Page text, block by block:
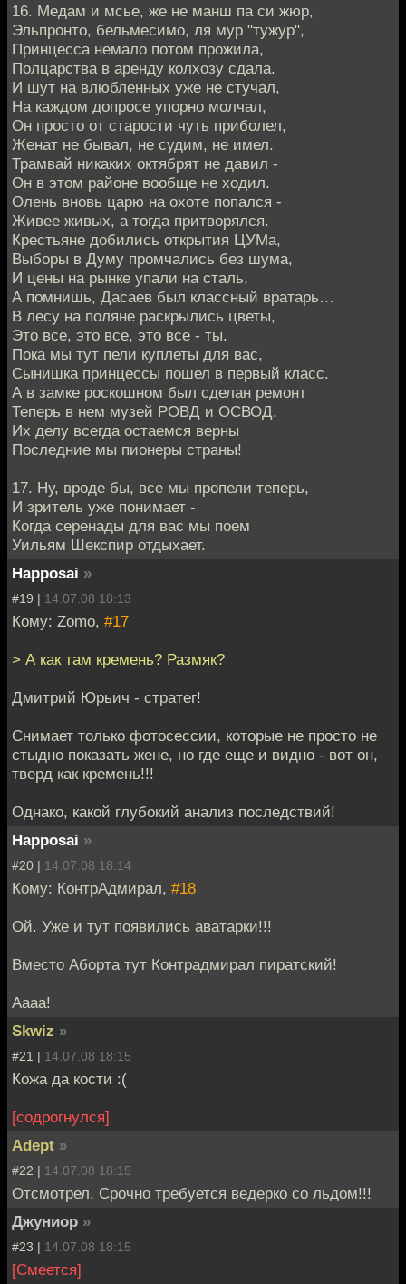
16. Медам и мсье, же не манш па си жюр,
Эльпронто, бельмесимо, ля мур "тужур",
Принцесса немало потом прожила,
Полцарства в аренду колхозу сдала.
И шут на влюбленных уже не стучал,
На каждом допросе упорно молчал,
Он просто от старости чуть приболел,
Женат не бывал, не судим, не имел.
Трамвай никаких октябрят не давил -
Он в этом районе вообще не ходил.
Олень вновь царю на охоте попался -
Живее живых, а тогда притворялся.
Крестьяне добились открытия ЦУМа,
Выборы в Думу промчались без шума,
И цены на рынке упали на сталь,
А помнишь, Дасаев был классный вратарь…
В лесу на поляне раскрылись цветы,
Это все, это все, это все - ты.
Пока мы тут пели куплеты для вас,
Сынишка принцессы пошел в первый класс.
А в замке роскошном был сделан ремонт
Теперь в нем музей РОВД и ОСВОД.
Их делу всегда остаемся верны
Последние мы пионеры страны!
17. Ну, вроде бы, все мы пропели теперь,
И зритель уже понимает -
Когда серенады для вас мы поем
Уильям Шекспир отдыхает.
Happosai »
#19 | 14.07.08 18:13
Кому: Zomo, #17
> А как там кремень? Размяк?
Дмитрий Юрьич - стратег!
Снимает только фотосессии, которые не просто не
стыдно показать жене, но где еще и видно - вот он,
тверд как кремень!!!
Однако, какой глубокий анализ последствий!
Happosai »
#20 | 14.07.08 18:14
Кому: КонтрАдмирал, #18
Ой. Уже и тут появились аватарки!!!
Вместо Аборта тут Контрадмирал пиратский!
Аааа!
Skwiz »
#21 | 14.07.08 18:15
Кожа да кости :(
[содрогнулся]
Adept »
#22 | 14.07.08 18:15
Отсмотрел. Срочно требуется ведерко со льдом!!!
Джуниор »
#23 | 14.07.08 18:15
[Смеется]